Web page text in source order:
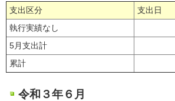
支出区分 支出日
執行実績なし
5月支出計
累計
令和３年６月